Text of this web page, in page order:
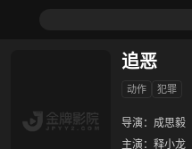
追恶
动作 犯罪
导演： 成思毅
主演： 释小龙